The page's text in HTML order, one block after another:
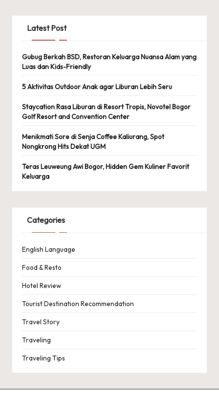
Latest Post
Gubug Berkah BSD, Restoran Keluarga Nuansa Alam yang
Luas dan Kids-Friendly
5 Aktivitas Outdoor Anak agar Liburan Lebih Seru
Staycation Rasa Liburan di Resort Tropis, Novotel Bogor
Golf Resort and Convention Center
Menikmati Sore di Senja Coffee Kaliurang, Spot
Nongkrong Hits Dekat UGM
Teras Leuweung Awi Bogor, Hidden Gem Kuliner Favorit
Keluarga
Categories
English Language
Food & Resto
Hotel Review
Tourist Destination Recommendation
Travel Story
Traveling
Traveling Tips